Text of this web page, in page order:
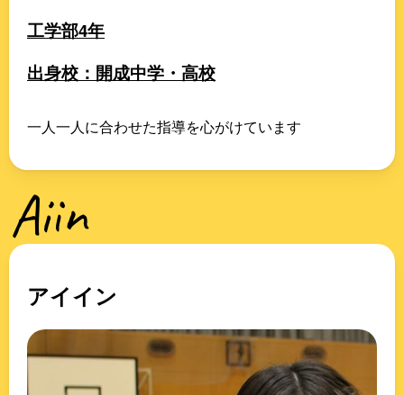
工学部4年
出身校：開成中学・高校
一人一人に合わせた指導を心がけています
Aiin
アイイン